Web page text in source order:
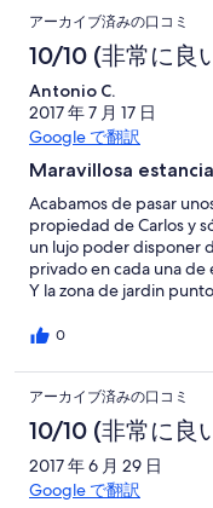
アーカイブ済みの口コミ
10/10 (非常に良
Antonio C.
2017 年 7 月 17 日
Google で翻訳
Maravillosa estancia
Acabamos de pasar
propiedad de Carlos y
un lujo poder disponer
privado en cada una de
Y la zona de jardin
Aparte, hay una zona
pequeños, billar,
falte de nada o para
haber. Zona tranquila,
Totalmente
Antonio Córdoba (Sevilla).
0
アーカイブ済みの口コミ
10/10 (非常に良
2017 年 6 月 29 日
Google で翻訳